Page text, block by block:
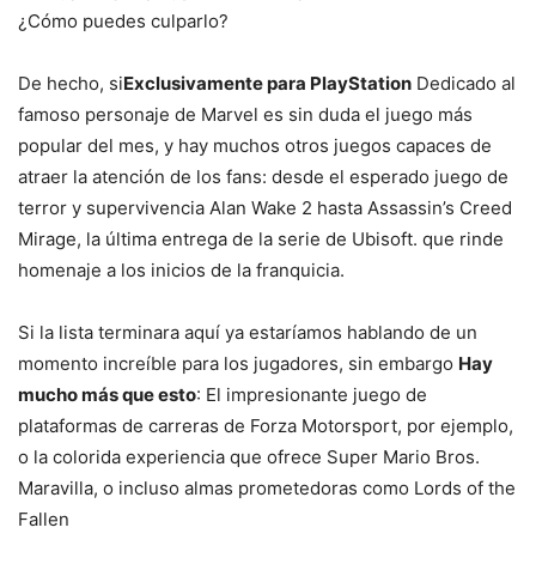
¿Cómo puedes culparlo?
De hecho, siExclusivamente para PlayStation Dedicado al
famoso personaje de Marvel es sin duda el juego más
popular del mes, y hay muchos otros juegos capaces de
atraer la atención de los fans: desde el esperado juego de
terror y supervivencia Alan Wake 2 hasta Assassin’s Creed
Mirage, la última entrega de la serie de Ubisoft. que rinde
homenaje a los inicios de la franquicia.
Si la lista terminara aquí ya estaríamos hablando de un
momento increíble para los jugadores, sin embargo Hay
mucho más que esto: El impresionante juego de
plataformas de carreras de Forza Motorsport, por ejemplo,
o la colorida experiencia que ofrece Super Mario Bros.
Maravilla, o incluso almas prometedoras como Lords of the
Fallen